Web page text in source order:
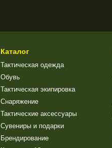
Каталог
Тактическая одежда
Обувь
Тактическая экипировка
Снаряжение
Тактические аксессуары
Сувениры и подарки
Брендирование